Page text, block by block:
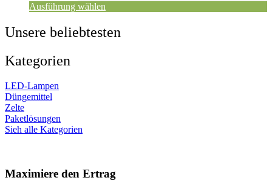
Ausführung wählen
Unsere beliebtesten
Kategorien
LED-Lampen
Düngemittel
Zelte
Paketlösungen
Sieh alle Kategorien
Maximiere den Ertrag